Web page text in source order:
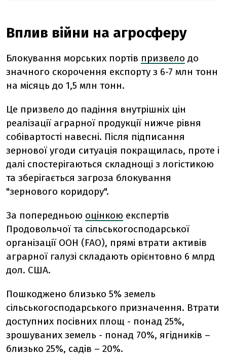
Вплив війни на агросферу
Блокування морських портів призвело до
значного скорочення експорту з 6-7 млн тонн
на місяць до 1,5 млн тонн.
Це призвело до падіння внутрішніх цін
реалізації аграрної продукції нижче рівня
собівартості навесні. Після підписання
зернової угоди ситуація покращилась, проте і
далі спостерігаються складнощі з логістикою
та зберігається загроза блокування
"зернового коридору".
За попередньою оцінкою експертів
Продовольчої та сільськогосподарської
організації ООН (FAO), прямі втрати активів
аграрної галузі складають орієнтовно 6 млрд
дол. США.
Пошкоджено близько 5% земель
сільськогосподарського призначення. Втрати
доступних посівних площ - понад 25%,
зрошуваних земель - понад 70%, ягідників –
близько 25%, садів – 20%.